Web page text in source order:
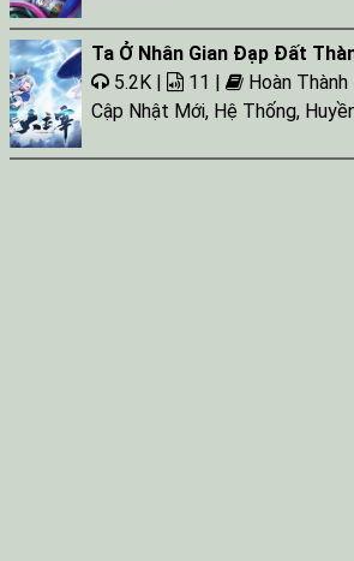
Ta Ở Nhân Gian Đạp Đất
5.2K |
11 |
Hoàn Thành
Cập Nhật Mới, Hệ Thống,